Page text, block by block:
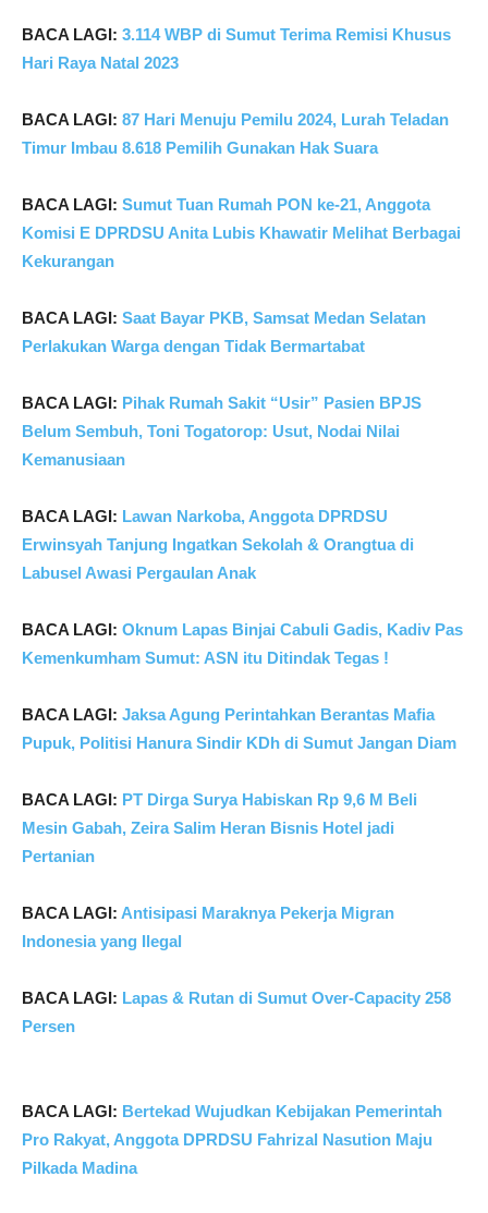
BACA LAGI: 3.114 WBP di Sumut Terima Remisi Khusus
Hari Raya Natal 2023
BACA LAGI: 87 Hari Menuju Pemilu 2024, Lurah Teladan
Timur Imbau 8.618 Pemilih Gunakan Hak Suara
BACA LAGI: Sumut Tuan Rumah PON ke-21, Anggota
Komisi E DPRDSU Anita Lubis Khawatir Melihat Berbagai
Kekurangan
BACA LAGI: Saat Bayar PKB, Samsat Medan Selatan
Perlakukan Warga dengan Tidak Bermartabat
BACA LAGI: Pihak Rumah Sakit “Usir” Pasien BPJS
Belum Sembuh, Toni Togatorop: Usut, Nodai Nilai
Kemanusiaan
BACA LAGI: Lawan Narkoba, Anggota DPRDSU
Erwinsyah Tanjung Ingatkan Sekolah & Orangtua di
Labusel Awasi Pergaulan Anak
BACA LAGI: Oknum Lapas Binjai Cabuli Gadis, Kadiv Pas
Kemenkumham Sumut: ASN itu Ditindak Tegas !
BACA LAGI: Jaksa Agung Perintahkan Berantas Mafia
Pupuk, Politisi Hanura Sindir KDh di Sumut Jangan Diam
BACA LAGI: PT Dirga Surya Habiskan Rp 9,6 M Beli
Mesin Gabah, Zeira Salim Heran Bisnis Hotel jadi
Pertanian
BACA LAGI: Antisipasi Maraknya Pekerja Migran
Indonesia yang Ilegal
BACA LAGI: Lapas & Rutan di Sumut Over-Capacity 258
Persen
BACA LAGI: Bertekad Wujudkan Kebijakan Pemerintah
Pro Rakyat, Anggota DPRDSU Fahrizal Nasution Maju
Pilkada Madina